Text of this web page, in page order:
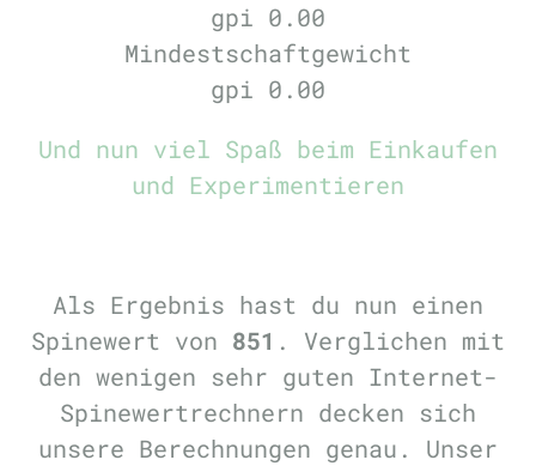
gpi 0.00
Mindestschaftgewicht
gpi 0.00
Und nun viel Spaß beim Einkaufen
und Experimentieren
Als Ergebnis hast du nun einen
Spinewert von 851 . Verglichen mit
den wenigen sehr guten Internet-
Spinewertrechnern decken sich
unsere Berechnungen genau. Unser